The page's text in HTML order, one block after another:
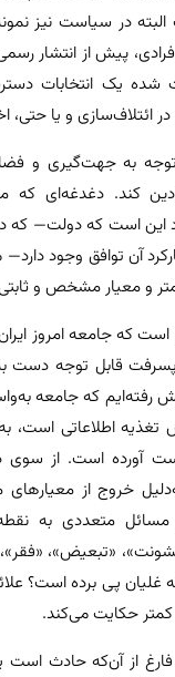
در سیاست نیز
پیش از انتشار
شده یک انتخابات
ائتلاف‌سازی و یا حتی،
توجه به جهت‌گیری و
کند. دغدغه‌ای که
این است که دولت— که
آن توافق وجود
و معیار مشخص و
است که جامعه امروز
قابل توجه دست
رفته‌ایم که جامعه
تغذیه اطلاعاتی است،
آورده است. از سوی
خروج از معیارهای
متعددی به
«تبعیض»،
غلیان پی برده است؟
کمتر حکایت می‌کند.